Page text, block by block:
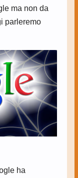
ma non da
parleremo
ha